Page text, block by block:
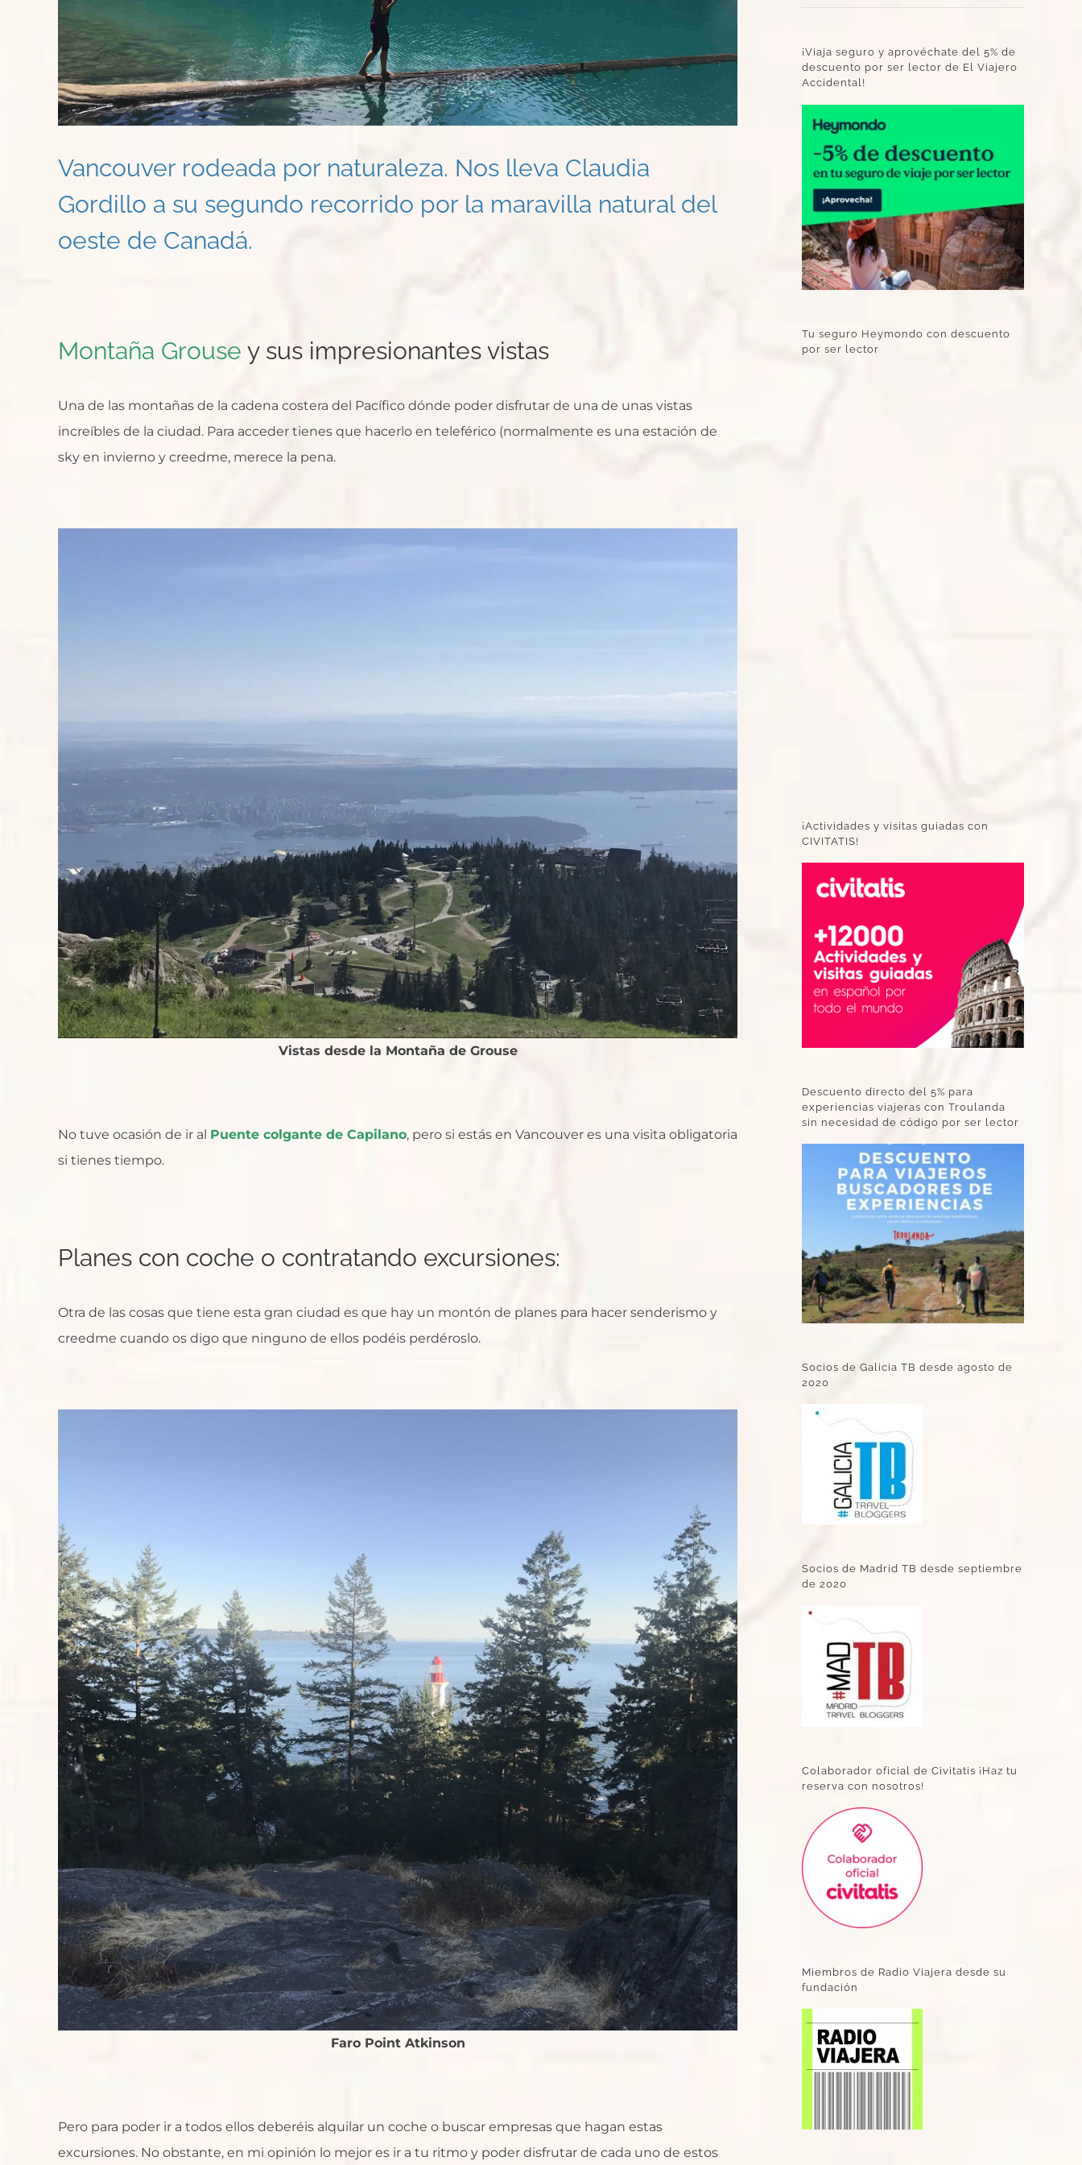
Vancouver rodeada por naturaleza. Nos lleva Claudia
Gordillo a su segundo recorrido por la maravilla natural del
oeste de Canadá.
Montaña Grouse y sus impresionantes vistas
Una de las montañas de la cadena costera del Pacífico dónde poder disfrutar de una de unas vistas
increíbles de la ciudad. Para acceder tienes que hacerlo en teleférico (normalmente es una estación de
sky en invierno y creedme, merece la pena.
Vistas desde la Montaña de Grouse
No tuve ocasión de ir al Puente colgante de Capilano, pero si estás en Vancouver es una visita obligatoria
si tienes tiempo.
Planes con coche o contratando excursiones:
Otra de las cosas que tiene esta gran ciudad es que hay un montón de planes para hacer senderismo y
creedme cuando os digo que ninguno de ellos podéis perdéroslo.
Faro Point Atkinson
Pero para poder ir a todos ellos deberéis alquilar un coche o buscar empresas que hagan estas
excursiones. No obstante, en mi opinión lo mejor es ir a tu ritmo y poder disfrutar de cada uno de estos
¡Viaja seguro y aprovéchate del 5% de
descuento por ser lector de El Viajero
Accidental!
Tu seguro Heymondo con descuento
por ser lector
¡Actividades y visitas guiadas con
CIVITATIS!
Descuento directo del 5% para
experiencias viajeras con Troulanda
sin necesidad de código por ser lector
Socios de Galicia TB desde agosto de
2020
Socios de Madrid TB desde septiembre
de 2020
Colaborador oficial de Civitatis ¡Haz tu
reserva con nosotros!
Miembros de Radio Viajera desde su
fundación